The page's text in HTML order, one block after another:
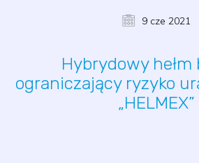
9 cze 2021
Hybrydowy hełm
ograniczający ryzyko
„HELMEX”